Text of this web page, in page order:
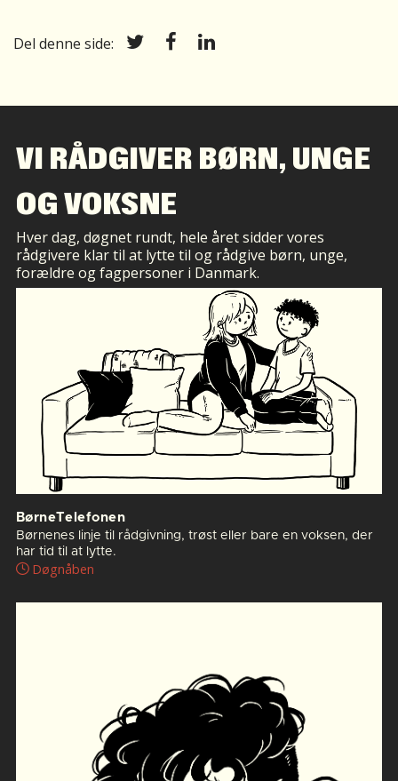
Del denne side:
VI RÅDGIVER BØRN, UNGE
OG VOKSNE
Hver dag, døgnet rundt, hele året sidder vores
rådgivere klar til at lytte til og rådgive børn, unge,
forældre og fagpersoner i Danmark.
BørneTelefonen
Børnenes linje til rådgivning, trøst eller bare en voksen, der
har tid til at lytte.
Døgnåben